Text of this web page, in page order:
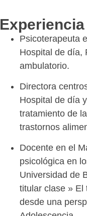
Experiencia
Psicoterapeuta
Hospital de día,
ambulatorio.
Directora
Hospital de día
tratamiento de
trastornos
Docente en el
psicológica en
Universidad de
titular clase » El
desde una